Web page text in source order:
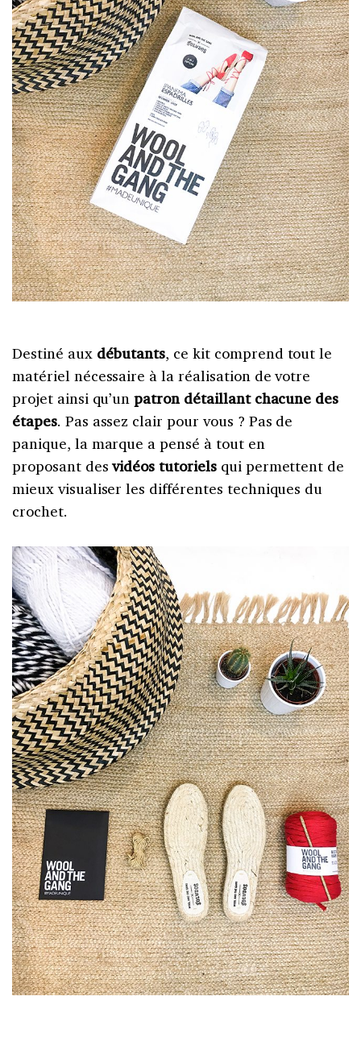
Destiné aux débutants, ce kit comprend tout le
matériel nécessaire à la réalisation de votre
projet ainsi qu’unpatron détaillant chacune des
étapes. Pas assez clair pour vous ? Pas de
panique, la marque a pensé à tout en
proposant desvidéos tutorielsqui permettent de
mieux visualiser les différentes techniques du
crochet.